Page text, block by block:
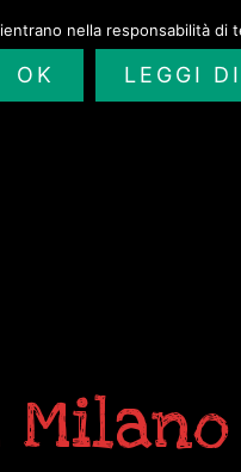
SAILORS
nella responsabilità di
OK LEGGI